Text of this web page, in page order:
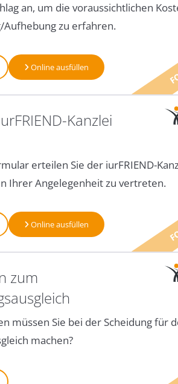
an, um die voraussichtlichen
Aufhebung zu erfahren.
Online ausfüllen
Kanzlei
erteilen Sie der iurFRIEND-
Ihrer Angelegenheit zu vertreten.
Online ausfüllen
zum
müssen Sie bei der Scheidung für
machen?